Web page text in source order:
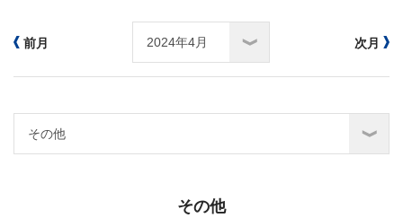
前月 次月
その他